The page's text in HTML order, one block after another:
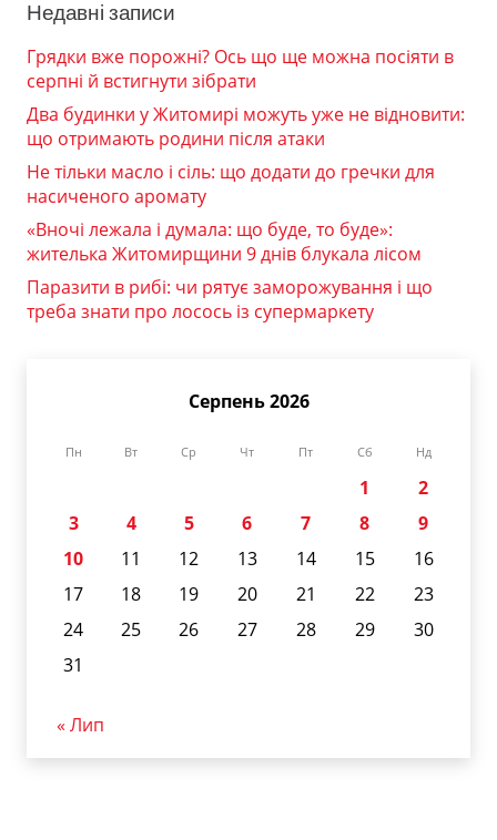
Недавні записи
Грядки вже порожні? Ось що ще можна посіяти в
серпні й встигнути зібрати
Два будинки у Житомирі можуть уже не відновити:
що отримають родини після атаки
Не тільки масло і сіль: що додати до гречки для
насиченого аромату
«Вночі лежала і думала: що буде, то буде»:
жителька Житомирщини 9 днів блукала лісом
Паразити в рибі: чи рятує заморожування і що
треба знати про лосось із супермаркету
Серпень 2026
Пн Вт Ср Чт Пт Сб Нд
1
2
3
4 5 6 7 8
9
10
11 12 13 14 15
16
17
18 19 20 21 22
23
24
25 26 27 28 29
30
31
« Лип